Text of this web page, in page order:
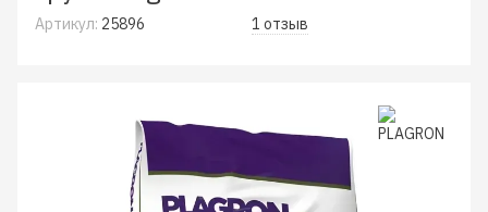
Артикул: 25896 1 отзыв